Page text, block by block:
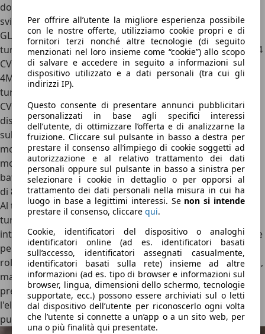
Per offrire all’utente la migliore esperienza possibile
con le nostre offerte, utilizziamo cookie propri e di
fornitori terzi nonché altre tecnologie (di seguito
menzionati nel loro insieme come “cookie”) allo scopo
di salvare e accedere in seguito a informazioni sul
dispositivo utilizzato e a dati personali (tra cui gli
indirizzi IP).
Questo consente di presentare annunci pubblicitari
personalizzati in base agli specifici interessi
dell’utente, di ottimizzare l’offerta e di analizzarne la
fruizione. Cliccare sul pulsante in basso a destra per
prestare il consenso all’impiego di cookie soggetti ad
autorizzazione e al relativo trattamento dei dati
personali oppure sul pulsante in basso a sinistra per
selezionare i cookie in dettaglio o per opporsi al
trattamento dei dati personali nella misura in cui ha
luogo in base a legittimi interessi. Se non si intende
prestare il consenso, cliccare qui.
Cookie, identificatori del dispositivo o analoghi
identificatori online (ad es. identificatori basati
sull’accesso, identificatori assegnati casualmente,
identificatori basati sulla rete) insieme ad altre
informazioni (ad es. tipo di browser e informazioni sul
browser, lingua, dimensioni dello schermo, tecnologie
supportate, ecc.) possono essere archiviati sul o letti
dal dispositivo dell’utente per riconoscerlo ogni volta
che l’utente si connette a un’app o a un sito web, per
una o più finalità qui presentate.
dotate del valido 1.3 quattro cilindri turbobenzina
sviluppato in collaborazione con Renault, montato sulla
GLA 180(con 136 CV) e200 (163 CV). Al top c’è il 2.0
turbobenzina, sempre quattro cilindri, in versione250(224
CV) e
35 AMG(306 CV), entrambe con trazione integrale
4Matic. Il motore a gasolio è il 2.0 quattro cilindri
turbodiesel disponibile in tre livelli di potenza:
CV),
200 d(150 CV) e220 d(190 CV), queste ultime
disponibili anche con trazione integrale 4Matic (di serie
sulla 220 d). Interessante la variante Plug-In250 e, con
motore 1.3 da 163 CV dellaCLA 200 affiancato da un
motore elettrico per una potenza complessiva di 218 CV,
batteria agli ioni di litio da 13,0 kWh e un’autonomia WLTP
di 81 km in elettrico.
Al top, invece, c’è la potenteGLA 45 S AMG, dotata del 2.0
turbobenzina non elettrificato da 422 CV, trazione
integrale 4Matic+ e cambio automatico a 8 marce (7 marce
per le 1.3 TCe delle GLA 180 e 200). Con tutti i motori,il
rollio in curva è presente
, inevitabile vista l'altezza da terra,
ma non risulta mai fastidioso. La vettura rimane sempre
prevedibile e saldamente ancorata all'asfalto, con
l'elettronica sempre vigile e pronta a intervenire in modo
puntuale.